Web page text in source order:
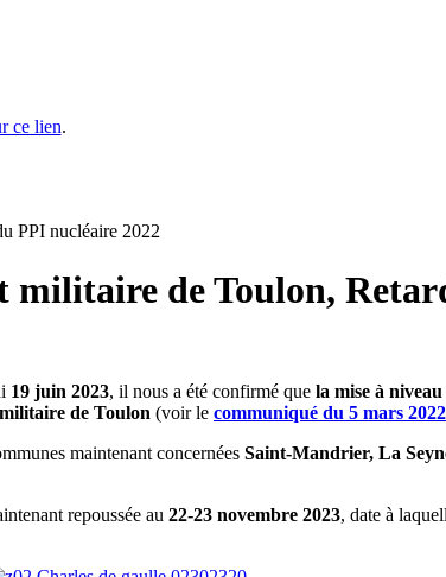
ce lien.
PPI nucléaire 2022
de Toulon,
19 juin 2023, il nous a été confirmé que la mise à
de Toulon (voir le communiqué du 5 mars 2022
maintenant concernées Saint-Mandrier, La
repoussée au 22-23 novembre 2023, date à